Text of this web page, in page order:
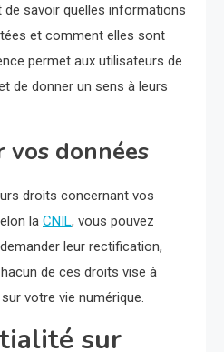
de savoir quelles informations
et comment elles sont
permet aux utilisateurs de
de donner un sens à leurs
vos données
droits concernant vos
la CNIL, vous pouvez
leur rectification,
de ces droits vise à
votre vie numérique.
sur